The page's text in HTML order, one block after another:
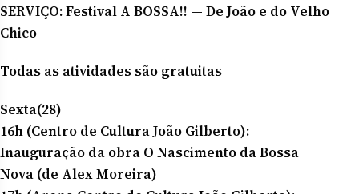
SERVIÇO: Festival A BOSSA!! — De João e do Velho
Chico
Todas as atividades são gratuitas
Sexta(28)
16h (Centro de Cultura João Gilberto):
Inauguração da obra O Nascimento da Bossa
Nova (de Alex Moreira)